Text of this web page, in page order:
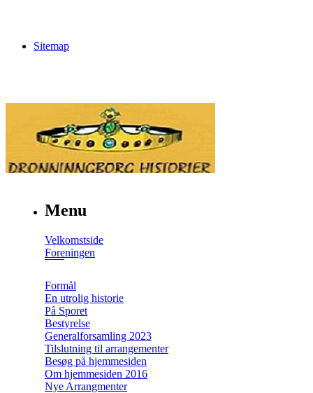
Sitemap
Menu
Velkomstside
Foreningen
Formål
En utrolig historie
På Sporet
Bestyrelse
Generalforsamling 2023
Tilslutning til arrangementer
Besøg på hjemmesiden
Om hjemmesiden 2016
Nye Arrangmenter